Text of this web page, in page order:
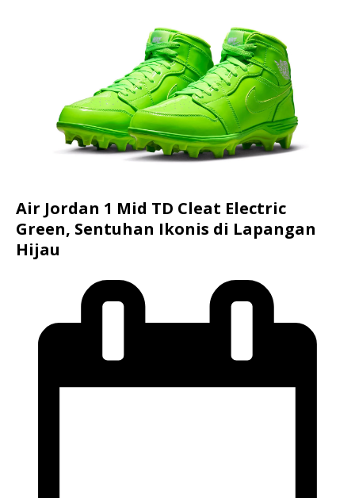
Air Jordan 1 Mid TD Cleat Electric
Green, Sentuhan Ikonis di Lapangan
Hijau